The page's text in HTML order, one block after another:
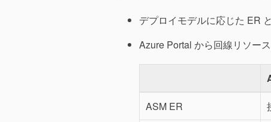
デプロイモデルに応じた ER
Azure Portal から回線リソー
ASM ER